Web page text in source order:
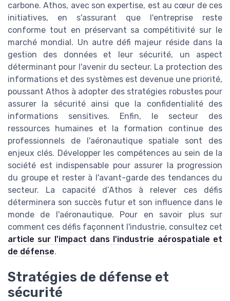
carbone. Athos, avec son expertise, est au cœur de ces
initiatives, en s'assurant que l'entreprise reste
conforme tout en préservant sa compétitivité sur le
marché mondial. Un autre défi majeur réside dans la
gestion des données et leur sécurité, un aspect
déterminant pour l'avenir du secteur. La protection des
informations et des systèmes est devenue une priorité,
poussant Athos à adopter des stratégies robustes pour
assurer la sécurité ainsi que la confidentialité des
informations sensitives. Enfin, le secteur des
ressources humaines et la formation continue des
professionnels de l'aéronautique spatiale sont des
enjeux clés. Développer les compétences au sein de la
société est indispensable pour assurer la progression
du groupe et rester à l'avant-garde des tendances du
secteur. La capacité d’Athos à relever ces défis
déterminera son succès futur et son influence dans le
monde de l'aéronautique. Pour en savoir plus sur
comment ces défis façonnent l'industrie, consultez cet
article sur l'impact dans l'industrie aérospatiale et
de défense.
Stratégies de défense et
sécurité